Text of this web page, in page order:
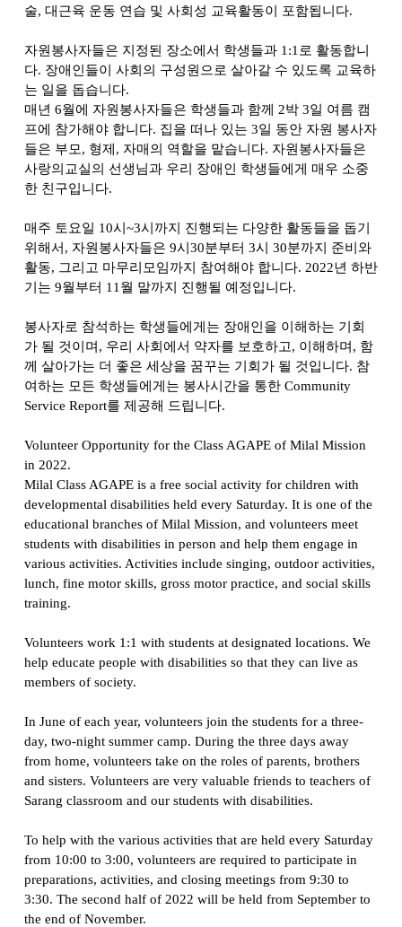
술, 대근육 운동 연습 및 사회성 교육활동이 포함됩니다.
자원봉사자들은 지정된 장소에서 학생들과 1:1 로 활동합니
다. 장애인들이 사회의 구성원으로 살아갈 수 있도록 교육하
는 일을 돕습니다.
매년 6월에 자원봉사자들은 학생들과 함께 2박 3일 여름 캠
프에 참가해야 합니다. 집을 떠나 있는 3일 동안 자원 봉사자
들은 부모, 형제 , 자매의 역할을 맡습니다. 자원봉사자들은
사랑의교실의 선생님과 우리 장애인 학생들에게 매우 소중
한 친구입니다.
매주 토요일 10시 ~3시까지 진행되는 다양한 활동들을 돕기
위해서 , 자원봉사자들은 9시 30분부터 3시 30분까지 준비와
활동, 그리고 마무리모임까지 참여해야 합니다. 2022년 하반
기는 9월부터 11 월 말까지 진행될 예정입니다.
봉사자로 참석하는 학생들에게는 장애인을 이해하는 기회
가 될 것이며 , 우리 사회에서 약자를 보호하고, 이해하며 , 함
께 살아가는 더 좋은 세상을 꿈꾸는 기회가 될 것입니다. 참
여하는 모든 학생들에게는 봉사시간을 통한 Community
Service Report를 제공해 드립니다.
Volunteer Opportunity for the Class AGAPE of Milal Mission
in 2022.
Milal Class AGAPE is a free social activity for children with
developmental disabilities held every Saturday. It is one of the
educational branches of Milal Mission, and volunteers meet
students with disabilities in person and help them engage in
various activities. Activities include singing, outdoor activities,
lunch, fine motor skills, gross motor practice, and social skills
training.
Volunteers work 1:1 with students at designated locations. We
help educate people with disabilities so that they can live as
members of society.
In June of each year, volunteers join the students for a three-
day, two-night summer camp. During the three days away
from home, volunteers take on the roles of parents, brothers
and sisters. Volunteers are very valuable friends to teachers of
Sarang classroom and our students with disabilities.
To help with the various activities that are held every Saturday
from 10:00 to 3:00, volunteers are required to participate in
preparations, activities, and closing meetings from 9:30 to
3:30. The second half of 2022 will be held from September to
the end of November.